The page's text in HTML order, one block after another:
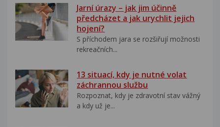
Jarní úrazy – jak jim účinně
předcházet a jak urychlit jejich
hojení?
S příchodem jara se rozšiřují možnosti
rekreačních...
13 situací, kdy je nutné volat
záchrannou službu
Rozpoznat, kdy je zdravotní stav vážný
a kdy už je...